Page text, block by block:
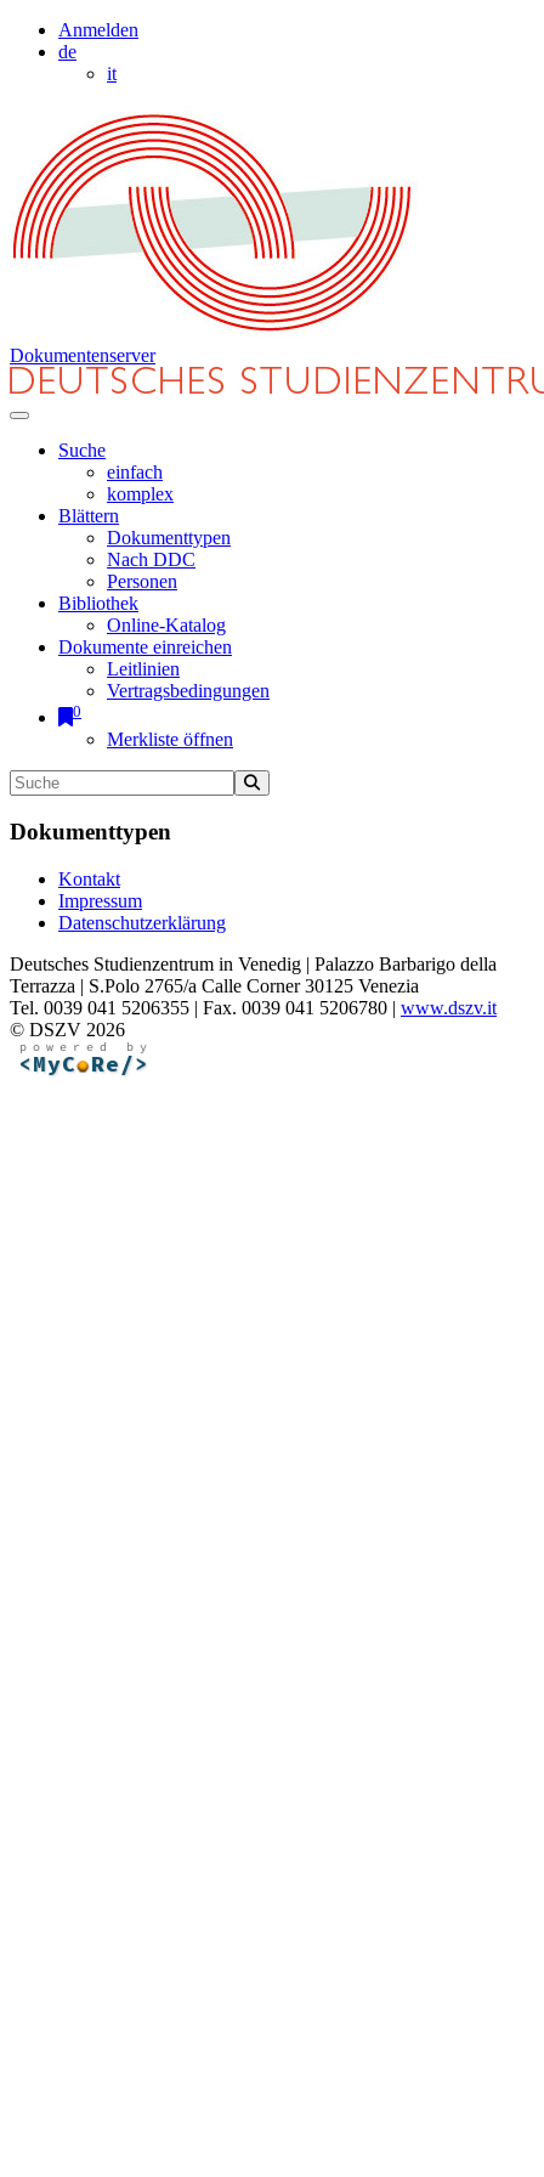
Anmelden
de
it
Dokumentenserver
Suche
einfach
komplex
Blättern
Dokumenttypen
Nach DDC
Personen
Bibliothek
Online-Katalog
Dokumente einreichen
Leitlinien
Vertragsbedingungen
0
Merkliste öffnen
Dokumenttypen
Kontakt
Impressum
Datenschutzerklärung
Deutsches Studienzentrum in Venedig | Palazzo Barbarigo della
Terrazza | S.Polo 2765/a Calle Corner 30125 Venezia
Tel. 0039 041 5206355 | Fax. 0039 041 5206780 | www.dszv.it
© DSZV 2026